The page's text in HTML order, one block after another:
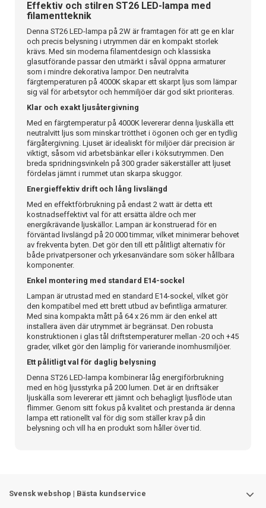
Effektiv och stilren ST26 LED-lampa med
filamentteknik
Denna ST26 LED-lampa på 2W är framtagen för att ge en klar
och precis belysning i utrymmen där en kompakt storlek
krävs. Med sin moderna filamentdesign och klassiska
glasutförande passar den utmärkt i såväl öppna armaturer
som i mindre dekorativa lampor. Den neutralvita
färgtemperaturen på 4000K skapar ett skarpt ljus som lämpar
sig väl för arbetsytor och hemmiljöer där god sikt prioriteras.
Klar och exakt ljusåtergivning
Med en färgtemperatur på 4000K levererar denna ljuskälla ett
neutralvitt ljus som minskar trötthet i ögonen och ger en tydlig
färgåtergivning. Ljuset är idealiskt för miljöer där precision är
viktigt, såsom vid arbetsbänkar eller i köksutrymmen. Den
breda spridningsvinkeln på 300 grader säkerställer att ljuset
fördelas jämnt i rummet utan skarpa skuggor.
Energieffektiv drift och lång livslängd
Med en effektförbrukning på endast 2 watt är detta ett
kostnadseffektivt val för att ersätta äldre och mer
energikrävande ljuskällor. Lampan är konstruerad för en
förväntad livslängd på 20 000 timmar, vilket minimerar behovet
av frekventa byten. Det gör den till ett pålitligt alternativ för
både privatpersoner och yrkesanvändare som söker hållbara
komponenter.
Enkel montering med standard E14-sockel
Lampan är utrustad med en standard E14-sockel, vilket gör
den kompatibel med ett brett utbud av befintliga armaturer.
Med sina kompakta mått på 64 x 26 mm är den enkel att
installera även där utrymmet är begränsat. Den robusta
konstruktionen i glas tål driftstemperaturer mellan -20 och +45
grader, vilket gör den lämplig för varierande inomhusmiljöer.
Ett pålitligt val för daglig belysning
Denna ST26 LED-lampa kombinerar låg energiförbrukning
med en hög ljusstyrka på 200 lumen. Det är en driftsäker
ljuskälla som levererar ett jämnt och behagligt ljusflöde utan
flimmer. Genom sitt fokus på kvalitet och prestanda är denna
lampa ett rationellt val för dig som ställer krav på din
belysning och vill ha en produkt som håller över tid.
Svensk webshop | Bästa kundservice